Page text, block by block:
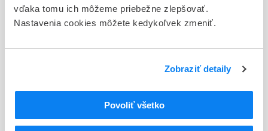
vďaka tomu ich môžeme priebežne zlepšovať.
Nastavenia cookies môžete kedykoľvek zmeniť.
Zobraziť detaily
Povoliť všetko
Typ registračnej procedúry